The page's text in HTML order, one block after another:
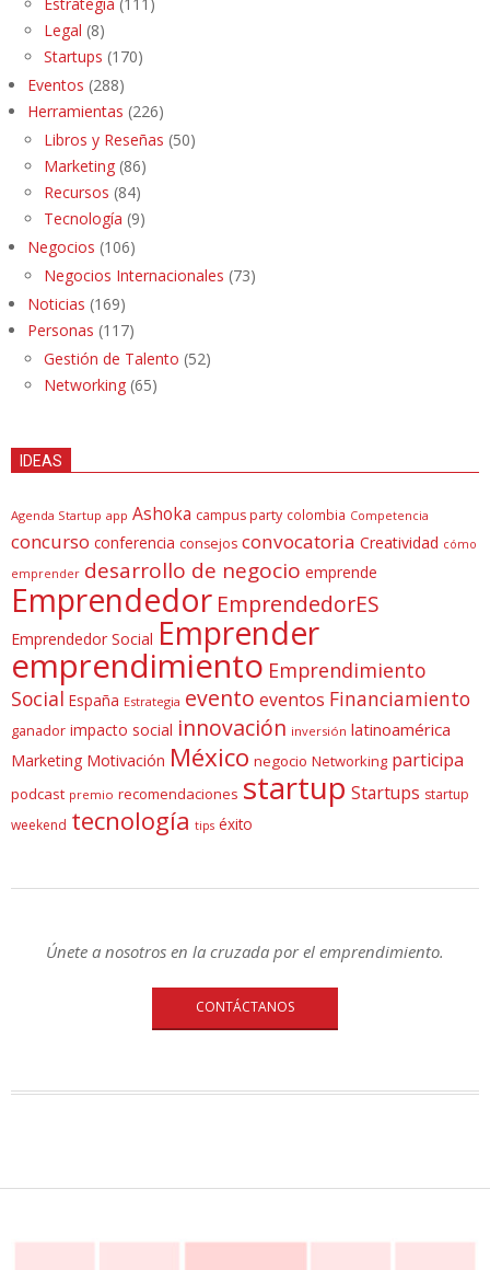
Legal (8)
Startups (170)
Eventos (288)
Herramientas (226)
Libros y Reseñas (50)
Marketing (86)
Recursos (84)
Tecnología (9)
Negocios (106)
Negocios Internacionales (73)
Noticias (169)
Personas (117)
Gestión de Talento (52)
Networking (65)
IDEAS
Agenda Startup app Ashoka campus party colombia Competencia
concurso conferencia consejos convocatoria Creatividad cómo
emprender desarrollo de negocio emprende
Emprendedor EmprendedorES
Emprendedor Social Emprender
emprendimiento Emprendimiento
Social España Estrategia evento eventos Financiamiento
ganador impacto social innovación inversión latinoamérica
Marketing Motivación México negocio Networking participa
podcast premio recomendaciones startup Startups startup
weekend tecnología tips éxito
Únete a nosotros en la cruzada por el emprendimiento.
CONTÁCTANOS